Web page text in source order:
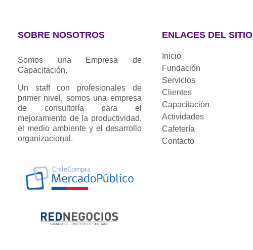
SOBRE NOSOTROS
Somos una Empresa de
Capacitación.
Un staff con profesionales de
primer nivel, somos una empresa
de consultoría para el
mejoramiento de la productividad,
el medio ambiente y el desarrollo
organizacional.
ENLACES DEL SITIO
Inicio
Fundación
Servicios
Clientes
Capacitación
Actividades
Cafetería
Contacto